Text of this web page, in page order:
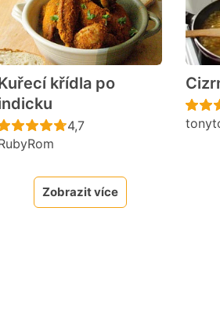
křídla po
Recept ještě nebyl
4,7
Zobrazit více